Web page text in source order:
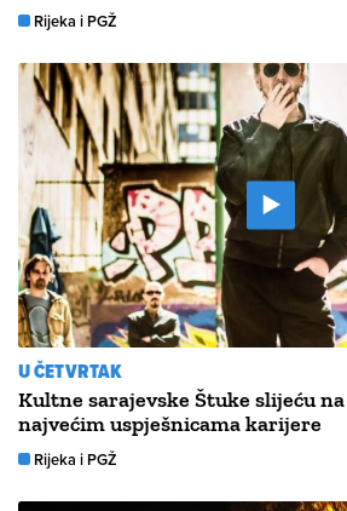
Rijeka i PGŽ
U ČETVRTAK
Kultne sarajevske Štuke slijeću
najvećim uspješnicama karijere
Rijeka i PGŽ